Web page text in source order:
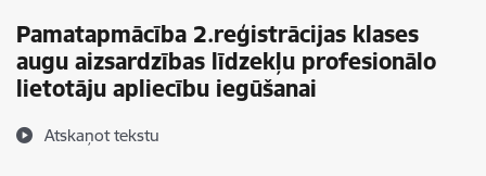
Pamatapmācība 2.reģistrācijas klases
augu aizsardzības līdzekļu profesionālo
lietotāju apliecību iegūšanai
Atskaņot tekstu